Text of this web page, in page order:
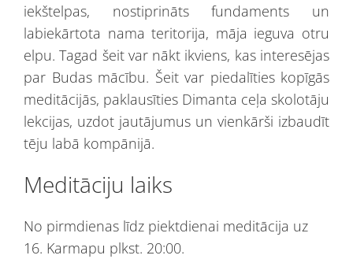
iekštelpas, nostiprināts fundaments un
labiekārtota nama teritorija, māja ieguva otru
elpu. Tagad šeit var nākt ikviens, kas interesējas
par Budas mācību. Šeit var piedalīties kopīgās
meditācijās, paklausīties Dimanta ceļa skolotāju
lekcijas, uzdot jautājumus un vienkārši izbaudīt
tēju labā kompānijā.
Meditāciju laiks
No pirmdienas līdz piektdienai meditācija uz
16. Karmapu plkst. 20:00.